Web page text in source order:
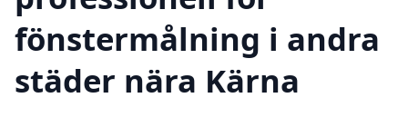
fönstermålning i andra
städer nära Kärna